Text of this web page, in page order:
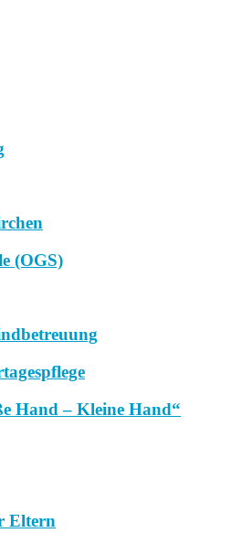
(OGS)
Hand – Kleine Hand“
Eltern